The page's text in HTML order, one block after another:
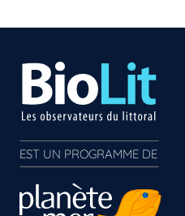
EST UN PROGRAMME DE